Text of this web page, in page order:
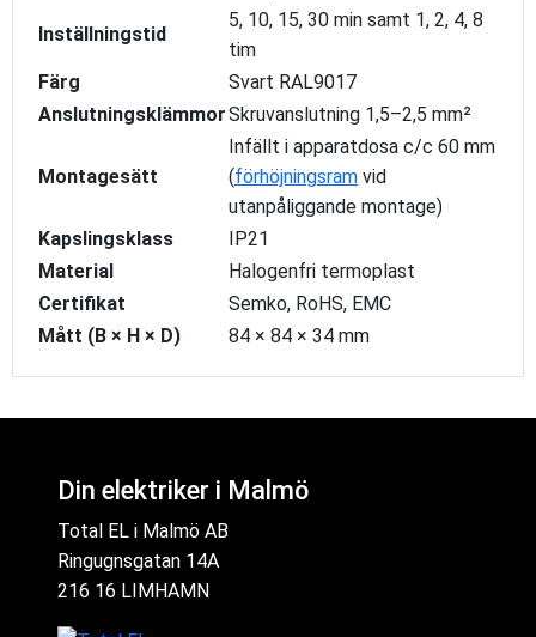
Inställningstid
5, 10, 15, 30 min samt 1, 2, 4, 8
tim
Färg
Svart RAL9017
AnslutningsklämmorSkruvanslutning 1,5–2,5 mm²
Montagesätt
Infällt i apparatdosa c/c 60 mm
(förhöjningsram vid
utanpåliggande montage)
Kapslingsklass
IP21
Material
Halogenfri termoplast
Certifikat
Semko, RoHS, EMC
Mått (B × H × D)
84 × 84 × 34 mm
Din elektriker i Malmö
Total EL i Malmö AB
Ringugnsgatan 14A
216 16 LIMHAMN